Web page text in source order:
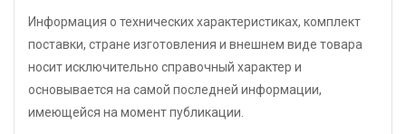
Информация о технических характеристиках, комплект
поставки, стране изготовления и внешнем виде товара
носит исключительно справочный характер и
основывается на самой последней информации,
имеющейся на момент публикации.